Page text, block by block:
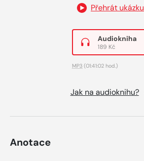
Přehrát ukázku
Audiokniha
189 Kč
MP3 (01:41:02 hod.)
Jak na audioknihu?
Anotace